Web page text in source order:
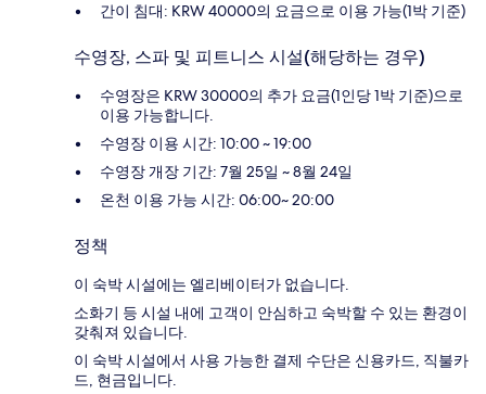
간이 침대: KRW 40000의 요금으로 이용 가능(1박 기준)
수영장, 스파 및 피트니스 시설(해당하는 경우)
수영장은 KRW 30000의 추가 요금(1인당 1박 기준)으로
이용 가능합니다.
수영장 이용 시간: 10:00 ~ 19:00
수영장 개장 기간: 7월 25일 ~ 8월 24일
온천 이용 가능 시간: 06:00~ 20:00
정책
이 숙박 시설에는 엘리베이터가 없습니다.
소화기 등 시설 내에 고객이 안심하고 숙박할 수 있는 환경이
갖춰져 있습니다.
이 숙박 시설에서 사용 가능한 결제 수단은 신용카드, 직불카
드, 현금입니다.